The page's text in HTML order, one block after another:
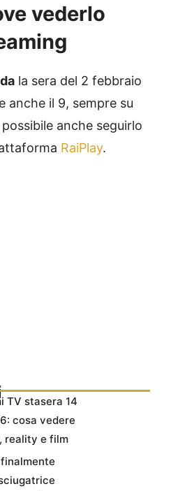
vederlo
la sera del 2 febbraio
anche il 9, sempre su
possibile anche seguirlo
RaiPlay.
TV stasera 14
cosa vedere
reality e film